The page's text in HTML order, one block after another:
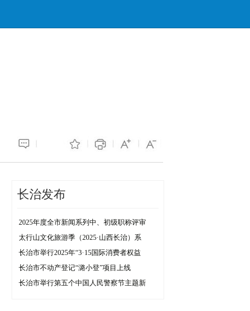
长治发布
2025年度全市新闻系列中、初级职称评审
太行山文化旅游季（2025·山西长治）系
长治市举行2025年“3·15国际消费者权益
长治市不动产登记“潞小登”项目上线
长治市举行第五个中国人民警察节主题新